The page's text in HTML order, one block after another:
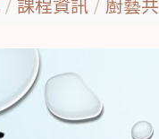
課程資訊 廚藝